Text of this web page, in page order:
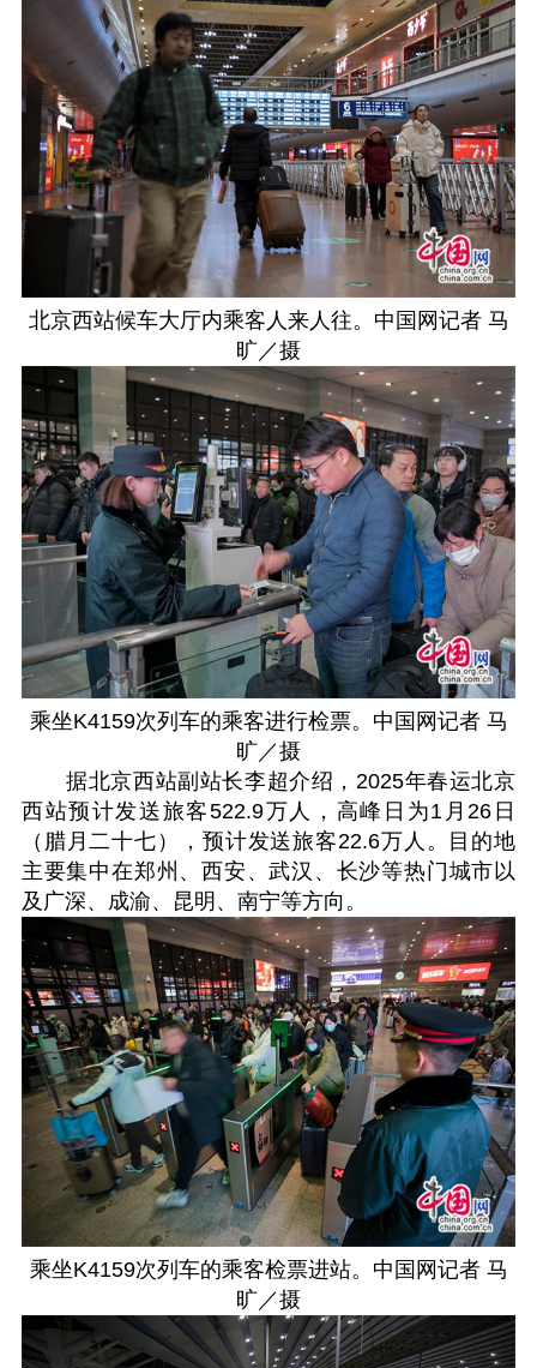
北京西站候车大厅内乘客人来人往。中国网记者 马
旷／摄
乘坐K4159次列车的乘客进行检票。中国网记者 马
旷／摄
据北京西站副站长李超介绍，2025年春运北京
西站预计发送旅客522.9万人，高峰日为1月26日
（腊月二十七），预计发送旅客22.6万人。目的地
主要集中在郑州、西安、武汉、长沙等热门城市以
及广深、成渝、昆明、南宁等方向。
乘坐K4159次列车的乘客检票进站。中国网记者 马
旷／摄